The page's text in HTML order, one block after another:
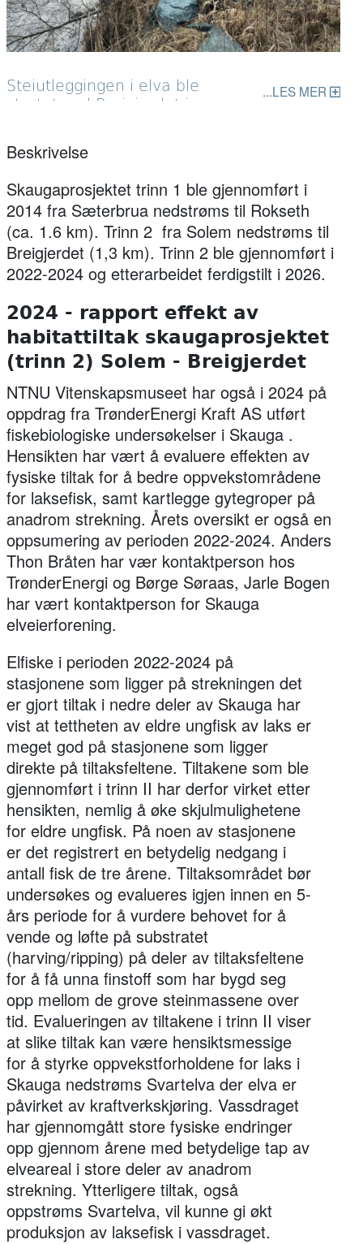
Steiutleggingen i elva ble
startet ved Breigjerdet i
LES MER
Beskrivelse
Skaugaprosjektet trinn 1 ble gjennomført i
2014 fra Sæterbrua nedstrøms til Rokseth
(ca. 1.6 km). Trinn 2 fra Solem nedstrøms til
Breigjerdet (1,3 km). Trinn 2 ble gjennomført i
2022-2024 og etterarbeidet ferdigstilt i 2026.
2024 - rapport effekt av
habitattiltak skaugaprosjektet
(trinn 2) Solem - Breigjerdet
NTNU Vitenskapsmuseet har også i 2024 på
oppdrag fra TrønderEnergi Kraft AS utført
fiskebiologiske undersøkelser i Skauga .
Hensikten har vært å evaluere effekten av
fysiske tiltak for å bedre oppvekstområdene
for laksefisk, samt kartlegge gytegroper på
anadrom strekning. Årets oversikt er også en
oppsumering av perioden 2022-2024. Anders
Thon Bråten har vær kontaktperson hos
TrønderEnergi og Børge Søraas, Jarle Bogen
har vært kontaktperson for Skauga
elveierforening.
Elfiske i perioden 2022-2024 på
stasjonene som ligger på strekningen det
er gjort tiltak i nedre deler av Skauga har
vist at tettheten av eldre ungfisk av laks er
meget god på stasjonene som ligger
direkte på tiltaksfeltene. Tiltakene som ble
gjennomført i trinn II har derfor virket etter
hensikten, nemlig å øke skjulmulighetene
for eldre ungfisk. På noen av stasjonene
er det registrert en betydelig nedgang i
antall fisk de tre årene. Tiltaksområdet bør
undersøkes og evalueres igjen innen en 5-
års periode for å vurdere behovet for å
vende og løfte på substratet
(harving/ripping) på deler av tiltaksfeltene
for å få unna finstoff som har bygd seg
opp mellom de grove steinmassene over
tid. Evalueringen av tiltakene i trinn II viser
at slike tiltak kan være hensiktsmessige
for å styrke oppvekstforholdene for laks i
Skauga nedstrøms Svartelva der elva er
påvirket av kraftverkskjøring. Vassdraget
har gjennomgått store fysiske endringer
opp gjennom årene med betydelige tap av
elveareal i store deler av anadrom
strekning. Ytterligere tiltak, også
oppstrøms Svartelva, vil kunne gi økt
produksjon av laksefisk i vassdraget.